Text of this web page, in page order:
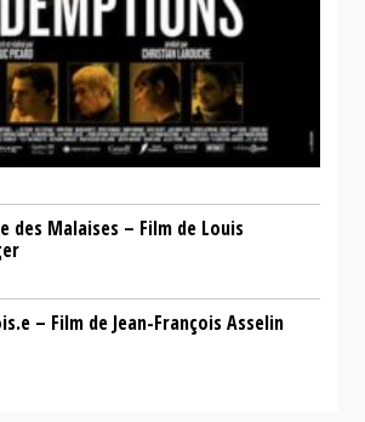
des Malaises – Film de Louis
– Film de Jean-François Asselin